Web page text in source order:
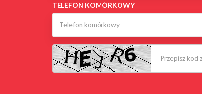
TELEFON KOMÓRKOWY